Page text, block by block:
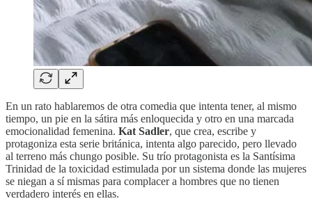
En un rato hablaremos de otra comedia que intenta tener, al mismo
tiempo, un pie en la sátira más enloquecida y otro en una marcada
emocionalidad femenina. Kat Sadler, que crea, escribe y
protagoniza esta serie británica, intenta algo parecido, pero llevado
al terreno más chungo posible. Su trío protagonista es la Santísima
Trinidad de la toxicidad estimulada por un sistema donde las mujeres
se niegan a sí mismas para complacer a hombres que no tienen
verdadero interés en ellas.